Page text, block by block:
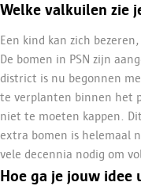
Welke valkuilen zie
Een kind kan zich
De bomen in PSN zijn
district is nu begonnen
te verplanten binnen het
niet te moeten kappen.
extra bomen is helemaal
vele decennia nodig om
Hoe ga je jouw idee